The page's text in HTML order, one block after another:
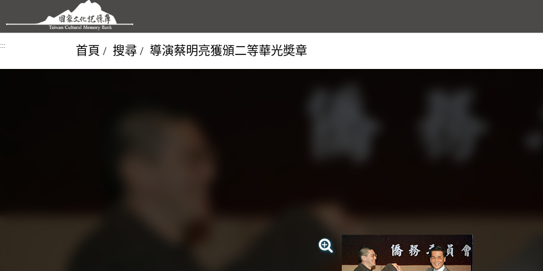
跳到主要內容區塊
::: 首頁 搜尋 導演蔡明亮獲頒二等華光奬章
查看大圖